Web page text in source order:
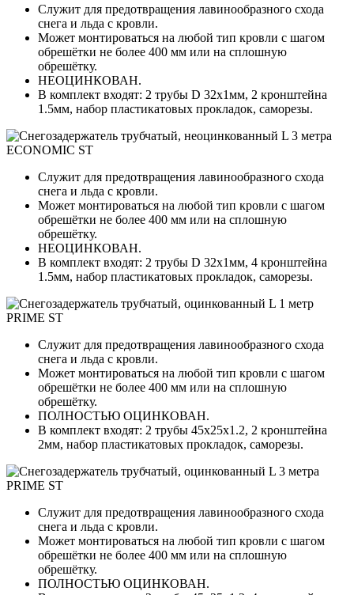
Служит для предотвращения лавинообразного схода
снега и льда с кровли.
Может монтироваться на любой тип кровли с шагом
обрешётки не более 400 мм или на сплошную
обрешётку.
НЕОЦИНКОВАН.
В комплект входят: 2 трубы D 32х1мм, 2 кронштейна
1.5мм, набор пластикатовых прокладок, саморезы.
Служит для предотвращения лавинообразного схода
снега и льда с кровли.
Может монтироваться на любой тип кровли с шагом
обрешётки не более 400 мм или на сплошную
обрешётку.
НЕОЦИНКОВАН.
В комплект входят: 2 трубы D 32х1мм, 4 кронштейна
1.5мм, набор пластикатовых прокладок, саморезы.
Служит для предотвращения лавинообразного схода
снега и льда с кровли.
Может монтироваться на любой тип кровли с шагом
обрешётки не более 400 мм или на сплошную
обрешётку.
ПОЛНОСТЬЮ ОЦИНКОВАН.
В комплект входят: 2 трубы 45х25х1.2, 2 кронштейна
2мм, набор пластикатовых прокладок, саморезы.
Служит для предотвращения лавинообразного схода
снега и льда с кровли.
Может монтироваться на любой тип кровли с шагом
обрешётки не более 400 мм или на сплошную
обрешётку.
ПОЛНОСТЬЮ ОЦИНКОВАН.